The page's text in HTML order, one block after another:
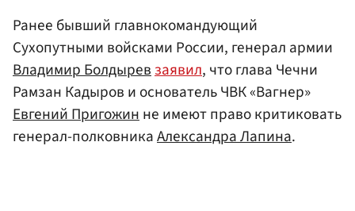
Ранее бывший главнокомандующий
Сухопутными войсками России, генерал армии
Владимир Болдырев заявил, что глава Чечни
Рамзан Кадыров и основатель ЧВК «Вагнер»
Евгений Пригожин не имеют право критиковать
генерал-полковникаАлександра Лапина.